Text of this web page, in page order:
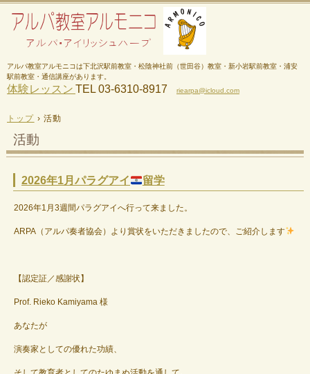
アルパ教室アルモニコは下北沢駅前教室・松陰神社前（世田谷）教室・新小岩駅前教室・浦安
駅前教室・通信講座があります。
体験レッスン TEL 03-6310-8917 riearpa@icloud.com
トップ ›活動
活動
2026年1月パラグアイ 留学
2026年1月3週間パラグアイへ行って来ました。
ARPA（アルパ奏者協会）より賞状をいただきましたので、ご紹介します
【認定証／感謝状】
Prof. Rieko Kamiyama 様
あなたが
演奏家としての優れた功績、